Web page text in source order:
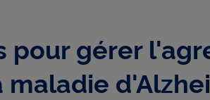
pour gérer